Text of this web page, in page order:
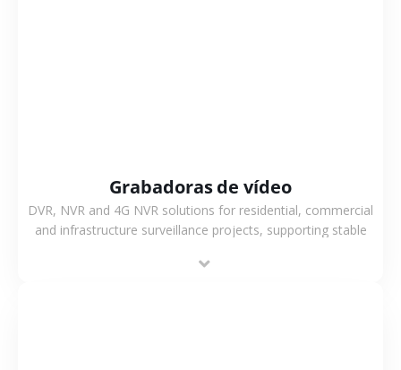
Grabadoras de vídeo
DVR, NVR and 4G NVR solutions for residential, commercial
and infrastructure surveillance projects, supporting stable